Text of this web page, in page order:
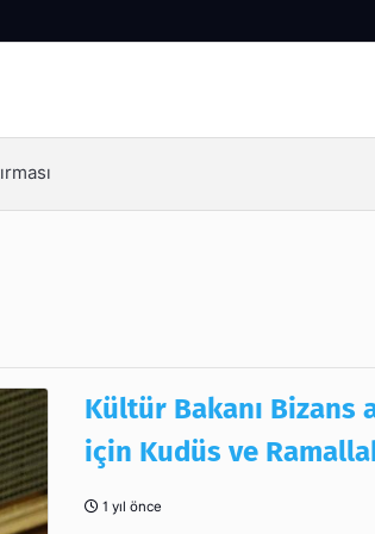
Kültür Bakanı Bizans
için Kudüs ve
1 yıl önce